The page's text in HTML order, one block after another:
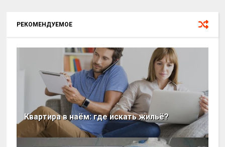
РЕКОМЕНДУЕМОЕ
Квартира в наём: где искать жильё?